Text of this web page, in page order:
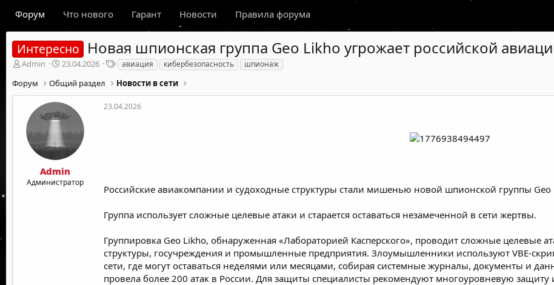
Форум Что нового Гарант Новости Правила форума
Интересно Новая шпионская группа Geo Likho угрожает российской
А
т
о
м
Admin
Д
т
а
н
а
а
л
а
23.04.2026
Т
е
г
и
авиация кибербезопасность шпионаж
Форум Общий раздел Новости в сети
Admin
Администратор
23.04.2026
Российские авиакомпании и судоходные структуры стали мишенью новой шпионской группы Geo
Группа использует сложные целевые атаки и старается оставаться незамеченной в сети жертвы.
Группировка Geo Likho, обнаруженная «Лабораторией Касперского», проводит сложные целевые
структуры, госучреждения и промышленные предприятия. Злоумышленники используют VBE-
сети, где могут оставаться неделями или месяцами, собирая системные журналы, документы и
провела более 200 атак в России. Для защиты специалисты рекомендуют многоуровневую защиту